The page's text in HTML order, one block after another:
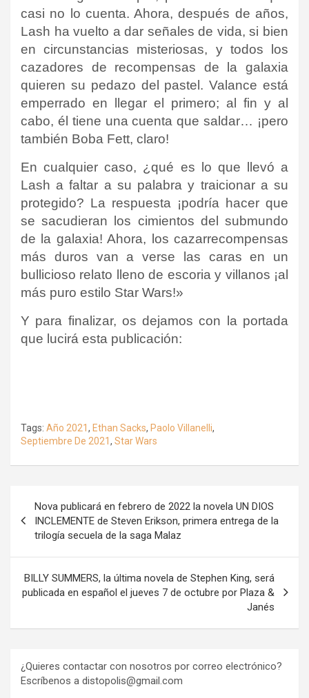
casi no lo cuenta. Ahora, después de años,
Lash ha vuelto a dar señales de vida, si bien
en circunstancias misteriosas, y todos los
cazadores de recompensas de la galaxia
quieren su pedazo del pastel. Valance está
emperrado en llegar el primero; al fin y al
cabo, él tiene una cuenta que saldar… ¡pero
también Boba Fett, claro!
En cualquier caso, ¿qué es lo que llevó a
Lash a faltar a su palabra y traicionar a su
protegido? La respuesta ¡podría hacer que
se sacudieran los cimientos del submundo
de la galaxia! Ahora, los cazarrecompensas
más duros van a verse las caras en un
bullicioso relato lleno de escoria y villanos ¡al
más puro estilo Star Wars!»
Y para finalizar, os dejamos con la portada
que lucirá esta publicación:
Tags: Año 2021, Ethan Sacks, Paolo Villanelli,
Septiembre De 2021, Star Wars
de
entradas
Nova publicará en febrero de 2022 la novela UN DIOS
INCLEMENTE de Steven Erikson, primera entrega de la
trilogía secuela de la saga Malaz
BILLY SUMMERS, la última novela de Stephen King, será
publicada en español el jueves 7 de octubre por Plaza &
Janés
¿Quieres contactar con nosotros por correo electrónico?
Escríbenos a distopolis@gmail.com